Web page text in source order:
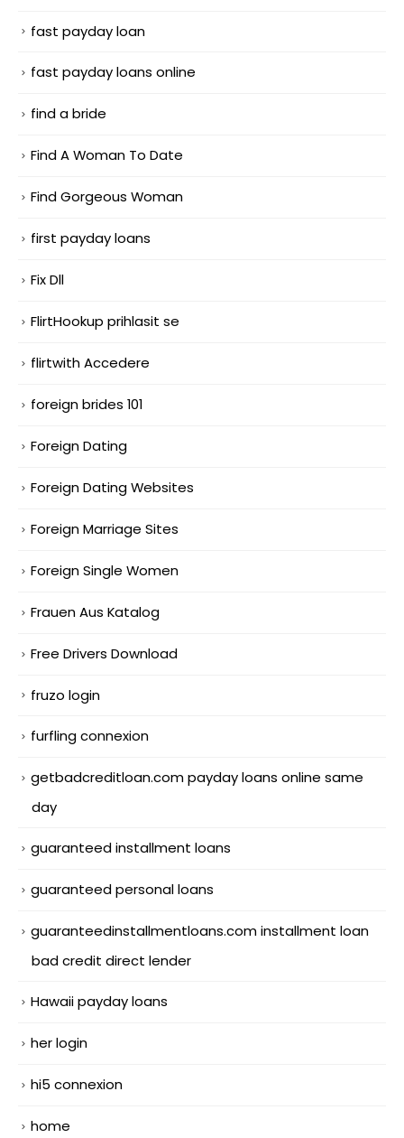
fast payday loan
fast payday loans online
find a bride
Find A Woman To Date
Find Gorgeous Woman
first payday loans
Fix Dll
FlirtHookup prihlasit se
flirtwith Accedere
foreign brides 101
Foreign Dating
Foreign Dating Websites
Foreign Marriage Sites
Foreign Single Women
Frauen Aus Katalog
Free Drivers Download
fruzo login
furfling connexion
getbadcreditloan.com payday loans online same
day
guaranteed installment loans
guaranteed personal loans
guaranteedinstallmentloans.com installment loan
bad credit direct lender
Hawaii payday loans
her login
hi5 connexion
home